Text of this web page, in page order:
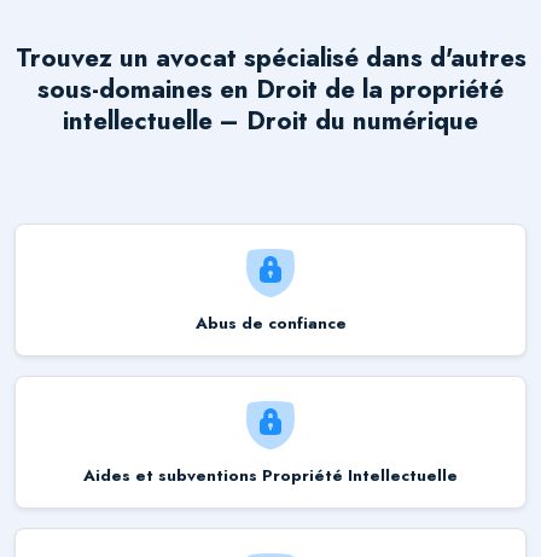
Trouvez un avocat spécialisé dans d'autres
sous-domaines en Droit de la propriété
intellectuelle – Droit du numérique
Abus de confiance
Aides et subventions Propriété Intellectuelle